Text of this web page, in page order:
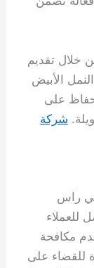
خلال تقديم
الأبيض
على
شركة
في راس
للعملاء
مكافحة
للقضاء على